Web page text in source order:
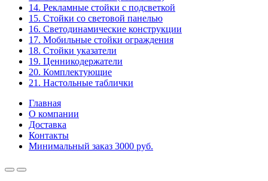
14. Рекламные стойки с подсветкой
15. Стойки со световой панелью
16. Светодинамические конструкции
17. Мобильные стойки ограждения
18. Стойки указатели
19. Ценникодержатели
20. Комплектующие
21. Настольные таблички
Главная
О компании
Доставка
Контакты
Минимальный заказ 3000 руб.